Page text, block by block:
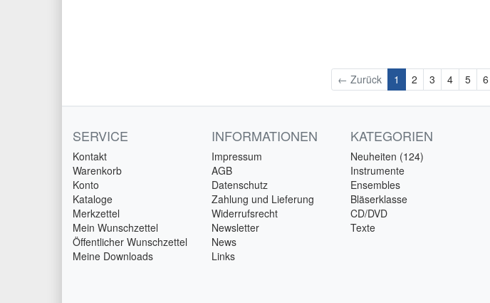
← Zurück 1 2 3 4 5 6
SERVICE
Kontakt
Warenkorb
Konto
Kataloge
Merkzettel
Mein Wunschzettel
Öffentlicher Wunschzettel
Meine Downloads
INFORMATIONEN
Impressum
AGB
Datenschutz
Zahlung und Lieferung
Widerrufsrecht
Newsletter
News
Links
KATEGORIEN
Neuheiten (124)
Instrumente
Ensembles
Bläserklasse
CD/DVD
Texte